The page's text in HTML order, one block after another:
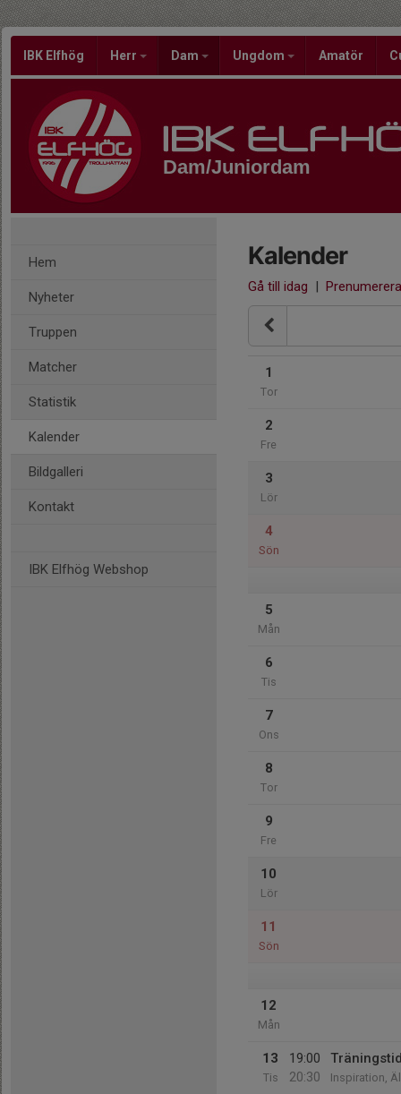
IBK Elfhög Herr Dam Ungdom Amatör
Dam/Juniordam
Hem
Nyheter
Truppen
Matcher
Statistik
Kalender
Bildgalleri
Kontakt
IBK Elfhög Webshop
Kalender
Gå till idag | Prenumerera
1
Tor
2
Fre
3
Lör
4
Sön
5
Mån
6
Tis
7
Ons
8
Tor
9
Fre
10
Lör
11
Sön
12
Mån
13
Tis
19:00
20:30
Inspiration,